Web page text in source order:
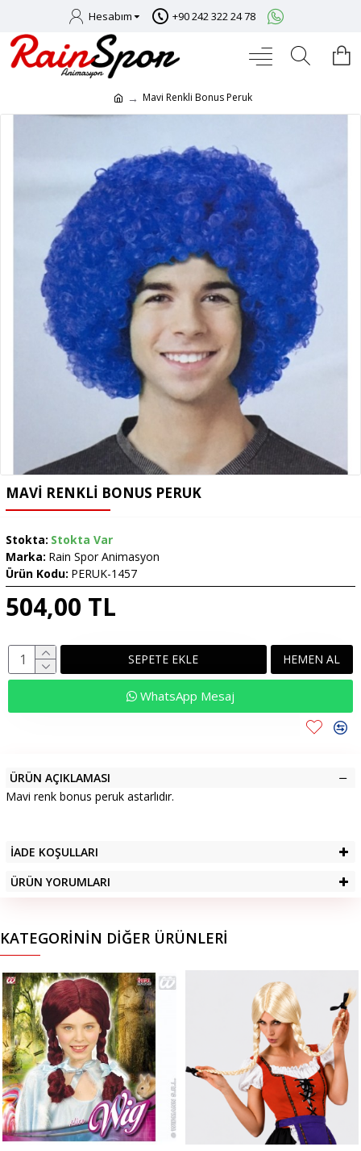
Hesabım +90 242 322 24 78
Mavi Renkli Bonus Peruk
MAVI RENKLI BONUS PERUK
504,00 TL
Stokta: Stokta Var
Marka: Rain Spor Animasyon
Ürün Kodu: PERUK-1457
SEPETE EKLE HEMEN AL
WhatsApp Mesaj
ÜRÜN AÇIKLAMASI
Mavi renk bonus peruk astarlıdır.
İADE KOŞULLARI
ÜRÜN YORUMLARI
KATEGORININ DIĞER ÜRÜNLERI